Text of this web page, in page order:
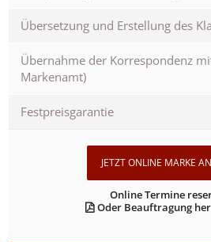
Übersetzung und Erstellung des
Übernahme der Korrespondenz
Markenamt)
Festpreisgarantie
JETZT ONLINE MARKE
Online Termine
Oder Beauftragung